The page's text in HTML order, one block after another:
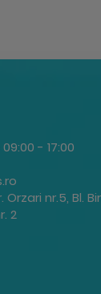
- 17:00
nr.5, Bl.
2